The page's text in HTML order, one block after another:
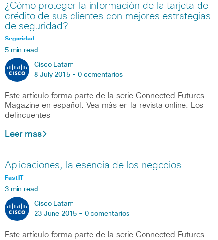
¿Cómo proteger la información de la tarjeta de
crédito de sus clientes con mejores estrategias
de seguridad?
Seguridad
5 min read
Cisco Latam
8 July 2015 - 0 comentarios
Este artículo forma parte de la serie Connected Futures
Magazine en español. Vea más en la revista online. Los
delincuentes
Leer mas
Aplicaciones, la esencia de los negocios
Fast IT
3 min read
Cisco Latam
23 June 2015 - 0 comentarios
Este artículo forma parte de la serie Connected Futures